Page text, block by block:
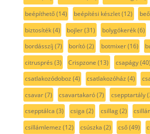
beépíthető(14) beépítési készlet(12)
biztosíték(4) bojler(31) bolygókerék(6)
bordásszíj (7) borító(2) botmixer(16)
citrusprés (3) Crispzone (13) csapágy(40)
csatlakozódoboz (4) csatlakozóház (4)
csavar(7) csavartakaró(7) csepptartály
csepptálca (3) csiga (2) csillag(2)
csillámlemez (12) csúszka (2) cső(49)